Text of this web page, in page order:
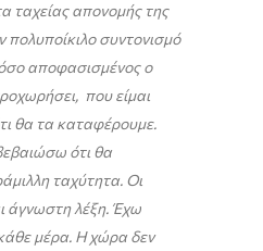
ταχείας απονομής της
πολυποίκιλο συντονισμό
αποφασισμένος ο
που είμαι
θα τα καταφέρουμε.
ότι θα
ταχύτητα. Οι
άγνωστη λέξη. Έχω
μέρα. Η χώρα δεν